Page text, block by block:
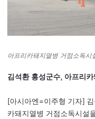
아프리카돼지열병 거점소독
김석환 홍성군수, 아프리
[아시아엔=이주형 기자]
카돼지열병 거점소독시설